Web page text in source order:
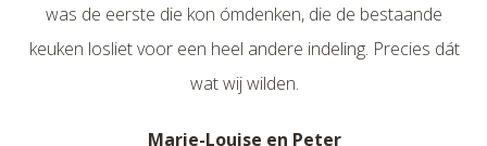
was de eerste die kon ómdenken, die de bestaande
keuken losliet voor een heel andere indeling. Precies dát
wat wij wilden.
Marie-Louise en Peter